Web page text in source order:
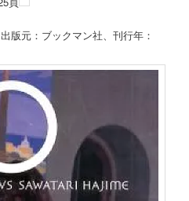
元：ブックマン社、刊行年：